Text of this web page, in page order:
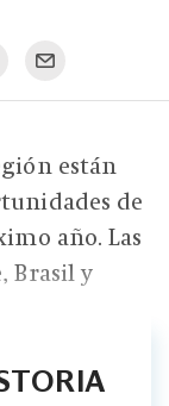
están
de
año. Las
Brasil y